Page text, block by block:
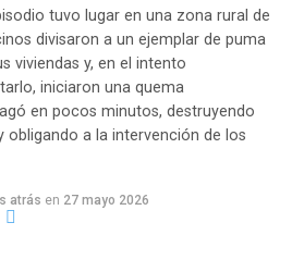
administraron5.340.528
en lo que va del año,
básico a la alimentación de
y adultos de sectores
Modalidades
tuvo lugar en una zona rural de
divisaron a un ejemplar de puma
viviendas y, en el intento
iniciaron una quema
en pocos minutos, destruyendo
obligando a la intervención de los
atrás en 27 mayo 2026